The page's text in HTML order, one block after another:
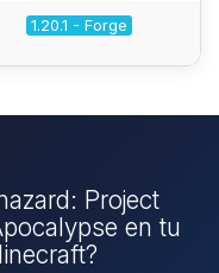
1.20.1 - Forge
Project
en tu